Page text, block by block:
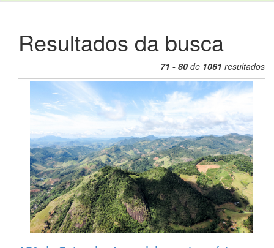
Resultados da busca
71 - 80 de 1061 resultados